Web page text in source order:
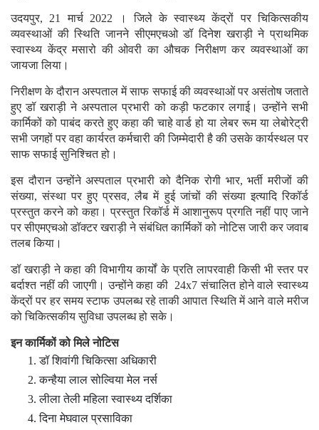
उदयपुर, 21 मार्च 2022 । जिले के स्वास्थ्य केंद्रों पर चिकित्सकीय
व्यवस्थाओं की स्थिति जानने सीएमएचओ डॉ दिनेश खराड़ी ने प्राथमिक
स्वास्थ्य केंद्र मसारो की ओवरी का औचक निरीक्षण कर व्यवस्थाओं का
जायजा लिया।
निरीक्षण के दौरान अस्पताल में साफ सफाई की व्यवस्थाओं पर असंतोष जताते
हुए डॉ खराड़ी ने अस्पताल प्रभारी को कड़ी फटकार लगाई। उन्होंने सभी
कार्मिकों को पाबंद करते हुए कहा की चाहे वार्ड हो या लेबर रूम या लेबोरेट्री
सभी जगहों पर वहा कार्यरत कर्मचारी की जिम्मेदारी है की उसके कार्यस्थल पर
साफ सफाई सुनिश्चित हो।
इस दौरान उन्होंने अस्पताल प्रभारी को दैनिक रोगी भार, भर्ती मरीजों की
संख्या, संस्था पर हुए प्रसव, लैब में हुई जांचों की संख्या इत्यादि रिकॉर्ड
प्रस्तुत करने को कहा। प्रस्तुत रिकॉर्ड में आशानुरूप प्रगति नहीं पाए जाने
पर सीएमएचओ डॉक्टर खराड़ी ने संबंधित कार्मिकों को नोटिस जारी कर जवाब
तलब किया।
डॉ खराड़ी ने कहा की विभागीय कार्यों के प्रति लापरवाही किसी भी स्तर पर
बर्दाश्त नहीं की जाएगी। उन्होंने कहा की 24x7 संचालित होने वाले स्वास्थ्य
केंद्रों पर हर समय स्टाफ उपलब्ध रहे ताकी आपात स्थिति में आने वाले मरीज
को चिकित्सकीय सुविधा उपलब्ध हो सके।
इन कार्मिकों को मिले नोटिस
डॉ शिवांगी चिकित्सा अधिकारी
कन्हैया लाल सोल्विया मेल नर्स
लीला तेली महिला स्वास्थ्य दर्शिका
दिना मेघवाल प्रसाविका